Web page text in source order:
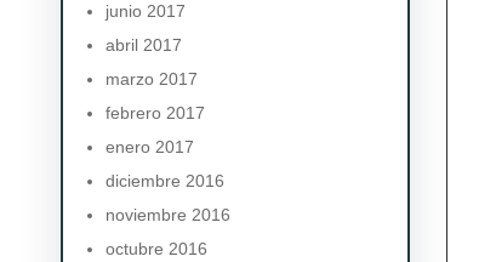
junio 2017
abril 2017
marzo 2017
febrero 2017
enero 2017
diciembre 2016
noviembre 2016
octubre 2016